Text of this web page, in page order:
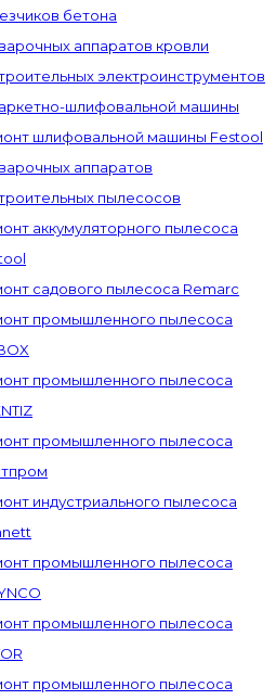
бетона
аппаратов кровли
электроинструментов
шлифовальной машины
шлифовальной машины Festool
аппаратов
пылесосов
аккумуляторного пылесоса
садового пылесоса Remarc
промышленного пылесоса
промышленного пылесоса
промышленного пылесоса
индустриального пылесоса
промышленного пылесоса
промышленного пылесоса
промышленного пылесоса